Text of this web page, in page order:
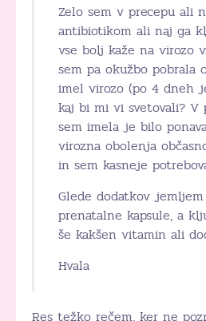
Zelo sem v precepu ali
antibiotikom ali naj ga
vse bolj kaže na virozo
sem pa okužbo pobrala
imel virozo (po 4 dneh
kaj bi mi vi svetovali?
sem imela je bilo
virozna obolenja
in sem kasneje
Glede dodatkov
prenatalne kapsule, a
še kakšen vitamin ali
Hvala
Res težko rečem, ker ne